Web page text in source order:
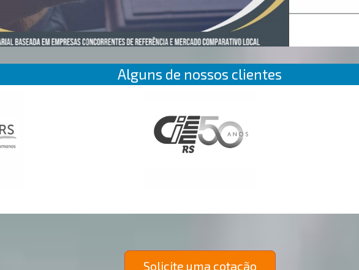
Alguns de nossos clientes
Solicite uma cotação